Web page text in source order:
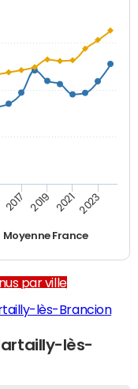
Moyenne France
2017 2019 2021 2023
par ville
lès-Brancion
lès-